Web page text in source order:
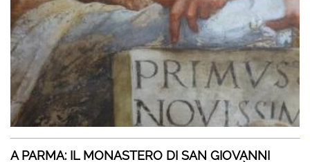
A PARMA: IL MONASTERO DI SAN GIOVANNI